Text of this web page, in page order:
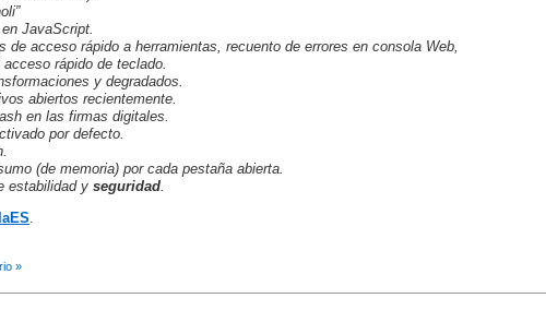
JavaScript.
de acceso rápido a herramientas, recuento de errores en consola Web,
rápido de teclado.
y degradados.
abiertos recientemente.
en las firmas digitales.
por defecto.
(de memoria) por cada pestaña abierta.
estabilidad y seguridad.
.
»